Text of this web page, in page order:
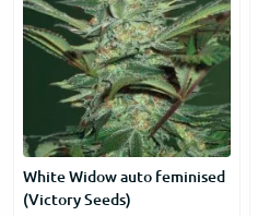
White Widow auto feminised
(Victory Seeds)